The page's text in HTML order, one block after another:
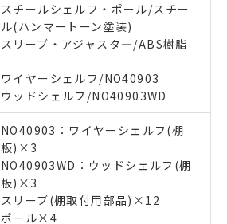
スチールシェルフ・ポール/スチー
ル(ハンマートーン塗装)
スリーブ・アジャスタ―/ABS樹脂
ワイヤーシェルフ/NO40903
ウッドシェルフ/NO40903WD
NO40903：ワイヤーシェルフ(棚
板)×3
NO40903WD：ウッドシェルフ(棚
板)×3
スリーブ(棚取付用部品)×12
ポール×4